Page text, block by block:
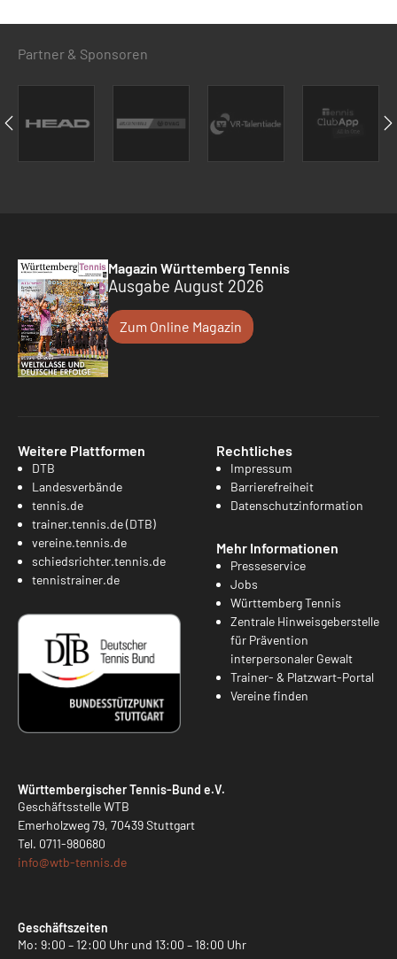
Partner & Sponsoren
Magazin Württemberg Tennis
Ausgabe August 2026
Zum Online Magazin
Weitere Plattformen
DTB
Landesverbände
tennis.de
trainer.tennis.de (DTB)
vereine.tennis.de
schiedsrichter.tennis.de
tennistrainer.de
Rechtliches
Impressum
Barrierefreiheit
Datenschutzinformation
Mehr Informationen
Presseservice
Jobs
Württemberg Tennis
Zentrale Hinweisgeberstelle
für Prävention
interpersonaler Gewalt
Trainer- & Platzwart-Portal
Vereine finden
Württembergischer Tennis-Bund e.V.
Geschäftsstelle WTB
Emerholzweg 79, 70439 Stuttgart
Tel. 0711-980680
info@wtb-tennis.de
Geschäftszeiten
Mo: 9:00 – 12:00 Uhr und 13:00 – 18:00 Uhr